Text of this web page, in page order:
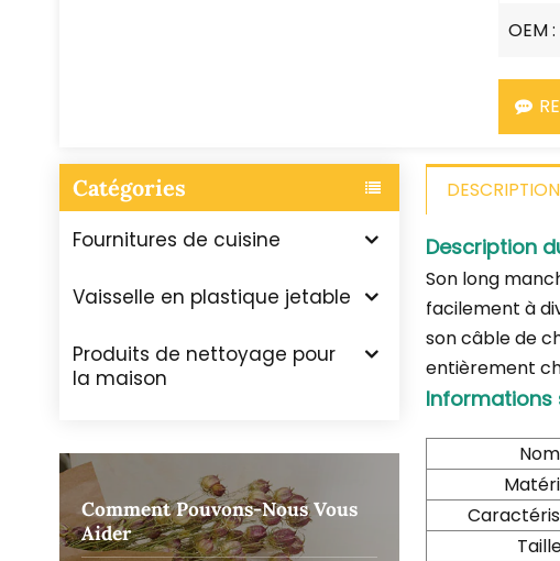
OEM :
Catégories
Fournitures de cuisine
Vaisselle en plastique jetable
Produits de nettoyage pour
la maison
Comment Pouvons-Nous Vous
Aider
DESCRIPTION
Description
Son long
facilement à
son câble de
entièrement
Informations
Nom